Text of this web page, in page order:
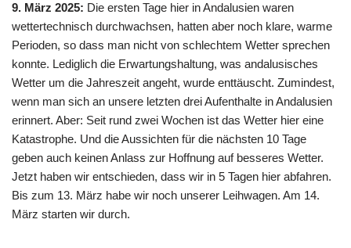
9. März 2025: Die ersten Tage hier in Andalusien waren
wettertechnisch durchwachsen, hatten aber noch klare, warme
Perioden, so dass man nicht von schlechtem Wetter sprechen
konnte. Lediglich die Erwartungshaltung, was andalusisches
Wetter um die Jahreszeit angeht, wurde enttäuscht. Zumindest,
wenn man sich an unsere letzten drei Aufenthalte in Andalusien
erinnert. Aber: Seit rund zwei Wochen ist das Wetter hier eine
Katastrophe. Und die Aussichten für die nächsten 10 Tage
geben auch keinen Anlass zur Hoffnung auf besseres Wetter.
Jetzt haben wir entschieden, dass wir in 5 Tagen hier abfahren.
Bis zum 13. März habe wir noch unserer Leihwagen. Am 14.
März starten wir durch.